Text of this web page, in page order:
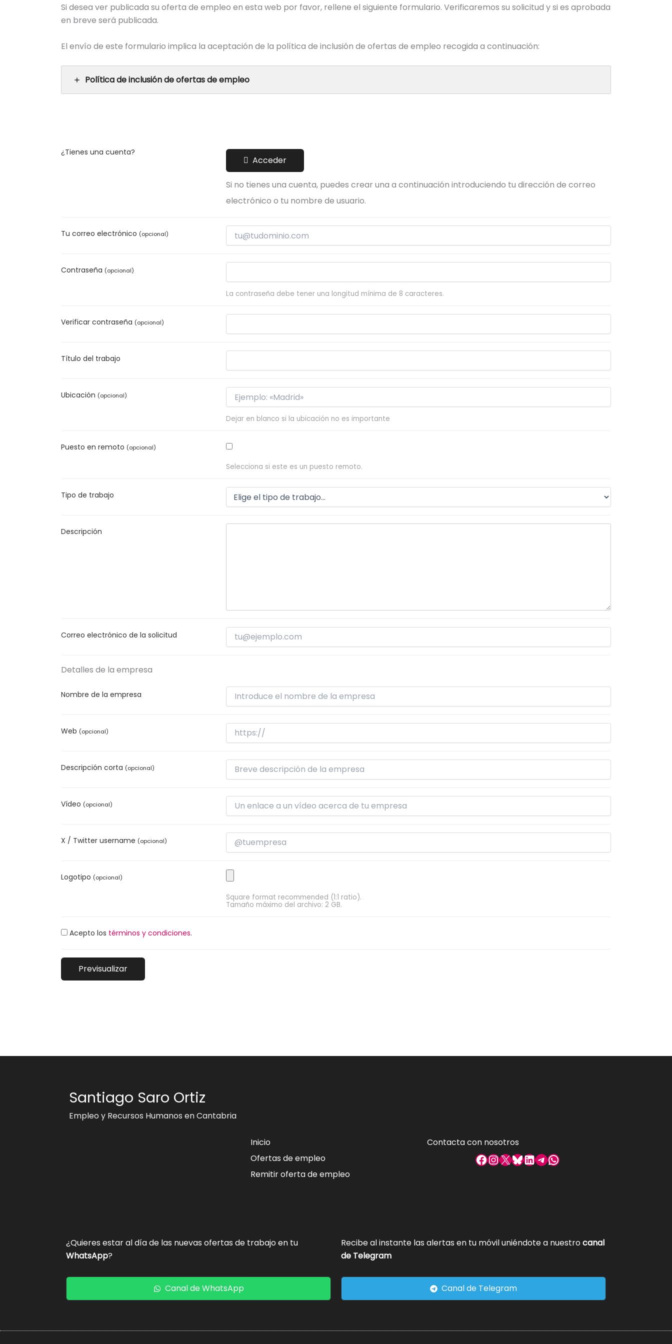
Si desea ver publicada su oferta de empleo en esta web por favor, rellene el siguiente formulario. Verificaremos su solicitud y si es aprobada
en breve será publicada.
El envío de este formulario implica la aceptación de la política de inclusión de ofertas de empleo recogida a continuación:
Política de inclusión de ofertas de empleo
¿Tienes una cuenta?
Acceder
Si no tienes una cuenta, puedes crear una a continuación introduciendo tu dirección de correo
electrónico o tu nombre de usuario.
Tu correo electrónico (opcional)
Contraseña (opcional)
La contraseña debe tener una longitud mínima de 8 caracteres.
Verificar contraseña (opcional)
Título del trabajo
Ubicación (opcional)
Dejar en blanco si la ubicación no es importante
Puesto en remoto (opcional)
Selecciona si este es un puesto remoto.
Tipo de trabajo
Descripción
Correo electrónico de la solicitud
Detalles de la empresa
Nombre de la empresa
Web (opcional)
Descripción corta (opcional)
Vídeo (opcional)
X / Twitter username (opcional)
Logotipo (opcional)
Square format recommended (1:1 ratio).
Tamaño máximo del archivo: 2 GB.
Acepto los términos y condiciones.
Santiago Saro Ortiz
Empleo y Recursos Humanos en Cantabria
Inicio
Ofertas de empleo
Remitir oferta de empleo
Contacta con nosotros
Facebook
Instagram
X Bluesky
LinkedIn
Telegram
WhatsApp
¿Quieres estar al día de las nuevas ofertas de trabajo en tu
WhatsApp?
Canal de WhatsApp
Recibe al instante las alertas en tu móvil uniéndote a nuestrocanal
de Telegram
Canal de Telegram